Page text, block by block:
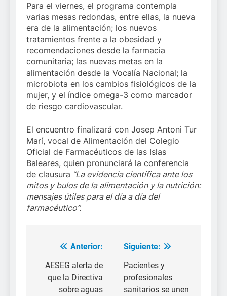
Para el viernes, el programa contempla
varias mesas redondas, entre ellas, la nueva
era de la alimentación; los nuevos
tratamientos frente a la obesidad y
recomendaciones desde la farmacia
comunitaria; las nuevas metas en la
alimentación desde la Vocalía Nacional; la
microbiota en los cambios fisiológicos de la
mujer, y el índice omega-3 como marcador
de riesgo cardiovascular.
El encuentro finalizará con Josep Antoni Tur
Marí, vocal de Alimentación del Colegio
Oficial de Farmacéuticos de las Islas
Baleares, quien pronunciará la conferencia
de clausura “La evidencia científica ante los
mitos y bulos de la alimentación y la nutrición:
mensajes útiles para el día a día del
farmacéutico”.
Navegación
de
entradas
Anterior:
AESEG alerta de
que la Directiva
sobre aguas
Siguiente:
Pacientes y
profesionales
sanitarios se unen